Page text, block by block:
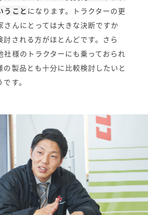
うこと になります。トラクターの更
さんにとっては大きな決断ですか
討される方がほとんどです。さら
社様のトラクターにも乗っておられ
の製品とも十分に比較検討したいと
す。